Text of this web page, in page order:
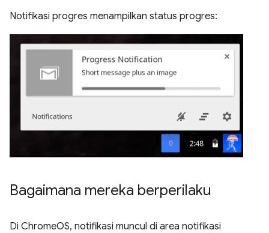
Notifikasi progres menampilkan status progres:
Bagaimana mereka berperilaku
Di ChromeOS, notifikasi muncul di area notifikasi